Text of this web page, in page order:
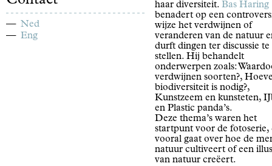
Ned
Eng
haar diversiteit. Bas Haring
benadert op een
wijze het verdwijnen of
veranderen van de natuur
durft dingen ter discussie te
stellen. Hij behandelt
onderwerpen zoals:
verdwijnen soorten?,
biodiversiteit is nodig?,
Kunstzeem en kunsteten,
en Plastic panda’s.
Deze thema’s waren het
startpunt voor de fotoserie,
vooral gaat over hoe de
natuur cultiveert of een
van natuur creëert.